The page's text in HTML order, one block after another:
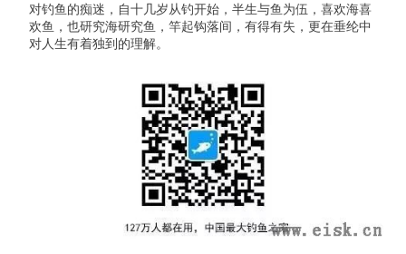
对钓鱼的痴迷，自十几岁从钓开始，半生与鱼为伍，喜欢海喜
欢鱼，也研究海研究鱼，竿起钩落间，有得有失，更在垂纶中
对人生有着独到的理解。